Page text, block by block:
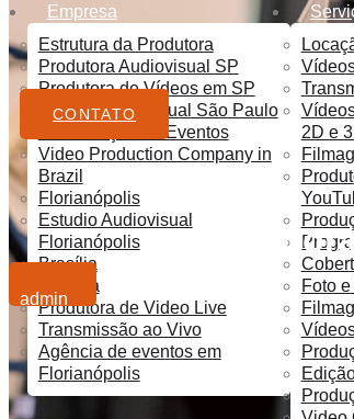
Empresa
Estrutura da Produtora
Produtora Audiovisual SP
Produtora de Vídeos em SP
Estudio audiovisual São Paulo
Sonorização de Eventos
Video Production Company in
Brazil
Florianópolis
Estudio Audiovisual
Florianópolis
Brasília
Curitiba
Produtora de Video Live
Transmissão ao Vivo
Agência de eventos em
Florianópolis
2D e
Foto
CONTATO
admin